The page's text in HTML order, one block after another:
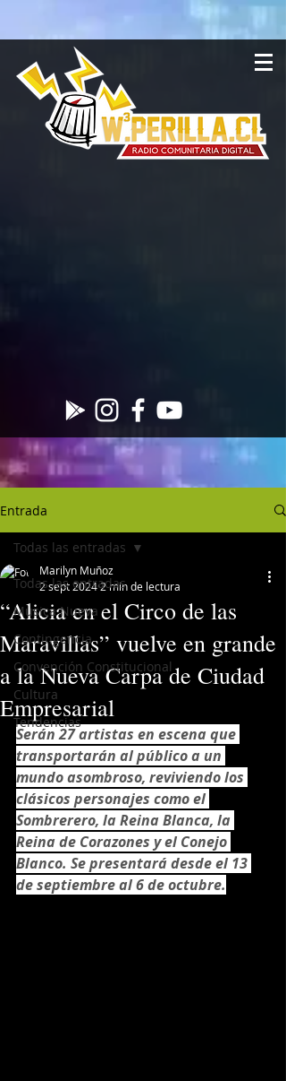
Entrada
Todas las entradas
Musica Nueva
Contingencia
Convención Constitucional
Cultura
Tendencias
Todas las entradas
“Alicia en el Circo de las
Maravillas” vuelve en grande
a la Nueva Carpa de Ciudad
Empresarial
Marilyn Muñoz
2 sept 20242 min de lectura
Serán 27 artistas en escena que
transportarán al público a un
mundo asombroso, reviviendo los
clásicos personajes como el
Sombrerero, la Reina Blanca, la
Reina de Corazones y el Conejo
Blanco. Se presentará desde el 13
de septiembre al 6 de octubre.